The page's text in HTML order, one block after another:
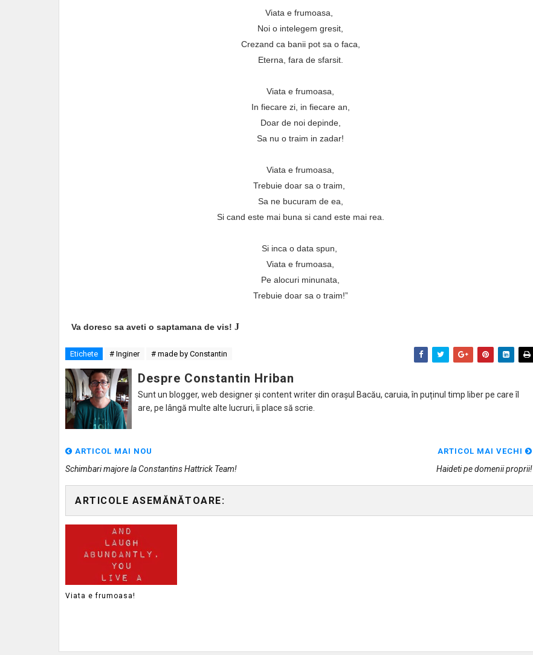
Viata e frumoasa,
Noi o intelegem gresit,
Crezand ca banii pot sa o faca,
Eterna, fara de sfarsit.
Viata e frumoasa,
In fiecare zi, in fiecare an,
Doar de noi depinde,
Sa nu o traim in zadar!
Viata e frumoasa,
Trebuie doar sa o traim,
Sa ne bucuram de ea,
Si cand este mai buna si cand este mai rea.
Si inca o data spun,
Viata e frumoasa,
Pe alocuri minunata,
Trebuie doar sa o traim!”
Va doresc sa aveti o saptamana de vis! J
Etichete # Inginer # made by Constantin
Despre Constantin Hriban
Sunt un blogger, web designer și content writer din orașul Bacău, caruia, în puținul timp liber pe care îl
are, pe lângă multe alte lucruri, îi place să scrie.
ARTICOL MAI NOU
Schimbari majore la Constantins Hattrick Team!
ARTICOL MAI VECHI
Haideti pe domenii proprii!
ARTICOLE ASEMĂNĂTOARE:
Viata e frumoasa!